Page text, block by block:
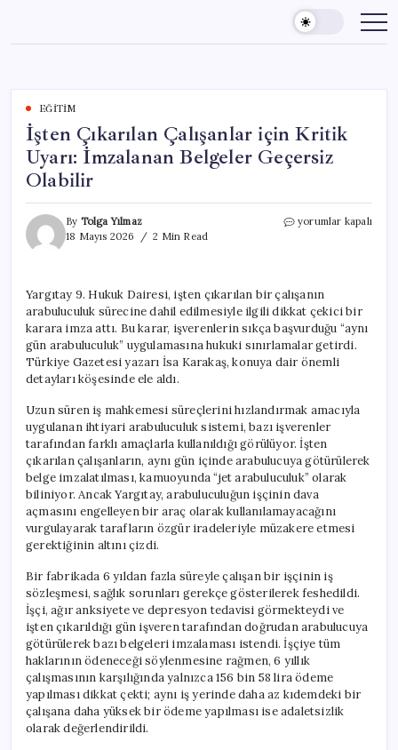
content
EĞITIM
İşten Çıkarılan Çalışanlar için Kritik
Uyarı: İmzalanan Belgeler Geçersiz
Olabilir
By Tolga Yılmaz
18 Mayıs 2026
2 Min Read
İşten
Uyarı:
İmzalanan
Belgeler
Geçersiz
Olabilir
yorumlar kapalı
Yargıtay 9. Hukuk Dairesi, işten çıkarılan bir çalışanın
arabuluculuk sürecine dahil edilmesiyle ilgili dikkat çekici bir
karara imza attı. Bu karar, işverenlerin sıkça başvurduğu “aynı
gün arabuluculuk” uygulamasına hukuki sınırlamalar getirdi.
Türkiye Gazetesi yazarı İsa Karakaş, konuya dair önemli
detayları köşesinde ele aldı.
Uzun süren iş mahkemesi süreçlerini hızlandırmak amacıyla
uygulanan ihtiyari arabuluculuk sistemi, bazı işverenler
tarafından farklı amaçlarla kullanıldığı görülüyor. İşten
çıkarılan çalışanların, aynı gün içinde arabulucuya götürülerek
belge imzalatılması, kamuoyunda “jet arabuluculuk” olarak
biliniyor. Ancak Yargıtay, arabuluculuğun işçinin dava
açmasını engelleyen bir araç olarak kullanılamayacağını
vurgulayarak tarafların özgür iradeleriyle müzakere etmesi
gerektiğinin altını çizdi.
Bir fabrikada 6 yıldan fazla süreyle çalışan bir işçinin iş
sözleşmesi, sağlık sorunları gerekçe gösterilerek feshedildi.
İşçi, ağır anksiyete ve depresyon tedavisi görmekteydi ve
işten çıkarıldığı gün işveren tarafından doğrudan arabulucuya
götürülerek bazı belgeleri imzalaması istendi. İşçiye tüm
haklarının ödeneceği söylenmesine rağmen, 6 yıllık
çalışmasının karşılığında yalnızca 156 bin 58 lira ödeme
yapılması dikkat çekti; aynı iş yerinde daha az kıdemdeki bir
çalışana daha yüksek bir ödeme yapılması ise adaletsizlik
olarak değerlendirildi.